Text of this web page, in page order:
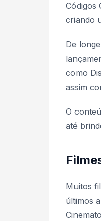
Códigos
criando
De
como
assim
O
até
Muitos
últimos